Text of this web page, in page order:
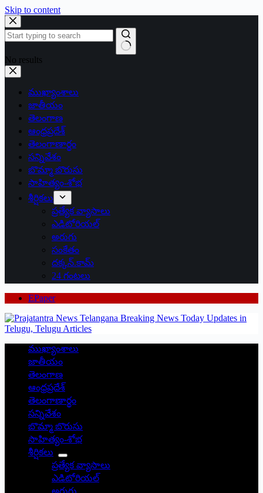
Skip to content
No results
ముఖ్యాంశాలు
జాతీయం
తెలంగాణ
ఆంధ్రప్రదేశ్
తెలంగాణార్థం
సన్నివేశం
బొమ్మా బొరుసు
సాహిత్యం-శోభ
శీర్షికలు
ప్రత్యేక వ్యాసాలు
ఎడిటోరియల్
అరుగు
సంకేతం
దక్కన్.కామ్
24 గంటలు
EPaper
ముఖ్యాంశాలు
జాతీయం
తెలంగాణ
ఆంధ్రప్రదేశ్
తెలంగాణార్థం
సన్నివేశం
బొమ్మా బొరుసు
సాహిత్యం-శోభ
శీర్షికలు
ప్రత్యేక వ్యాసాలు
ఎడిటోరియల్
అరుగు